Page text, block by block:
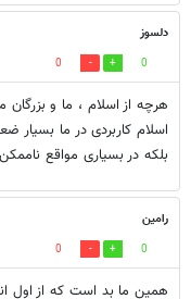
دلسوز
0
0
هرچه از اسلام ، ما و
اسلام کاربردی در ما
بلکه در بسیاری مواقع
رامین
0
0
همین ما بد است که از اول